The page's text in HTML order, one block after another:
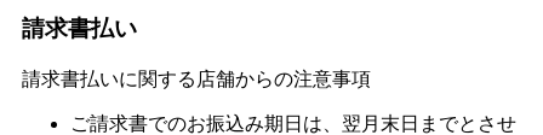
に
商
が
請求書払い
請求書払いに関する店舗からの注意事項
ご請求書でのお振込み期日は、翌月末日までとさせ